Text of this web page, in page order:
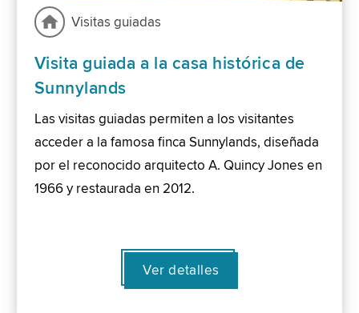
Visitas guiadas
Visita guiada a la casa histórica de
Sunnylands
Las visitas guiadas permiten a los visitantes
acceder a la famosa finca Sunnylands, diseñada
por el reconocido arquitecto A. Quincy Jones en
1966 y restaurada en 2012.
Ver detalles